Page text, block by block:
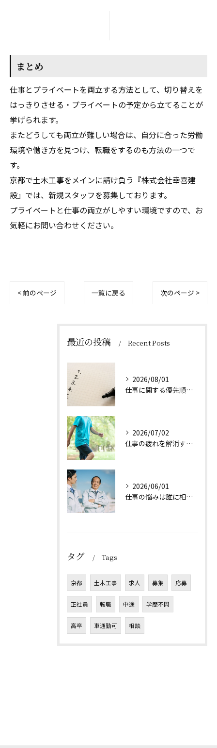
まとめ
仕事とプライベートを両立する方法として、切り替えを
はっきりさせる・プライベートの予定から立てることが
挙げられます。
またどうしても両立が難しい場合は、自分に合った労働
環境や働き方を見つけ、転職をするのも方法の一つで
す。
京都で土木工事をメインに請け負う『株式会社幸喜建
設』では、新規スタッフを募集しております。
プライベートと仕事の両立がしやすい環境ですので、お
気軽にお問い合わせください。
< 前のページ 一覧に戻る 次のページ >
最近の投稿 Recent Posts
2026/08/01
仕事に関する優先順位のつけ方とは
2026/07/02
仕事の疲れを解消する方法は？
2026/06/01
仕事の悩みは誰に相談すれば良い？
タグ Tags
京都 土木工事 求人 募集 応募
正社員 転職 中途 学歴不問
高卒 車通勤可 相談